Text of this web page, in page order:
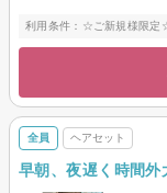
利用条件：☆ご新規様限定
全員 ヘアセット
早朝、夜遅く時間外